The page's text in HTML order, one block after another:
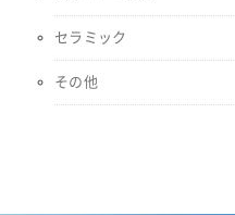
セラミック
その他